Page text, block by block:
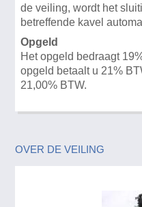
de veiling, wordt het
betreffende kavel
Opgeld
Het opgeld bedraagt
opgeld betaalt u 21%
21,00% BTW.
OVER DE VEILING